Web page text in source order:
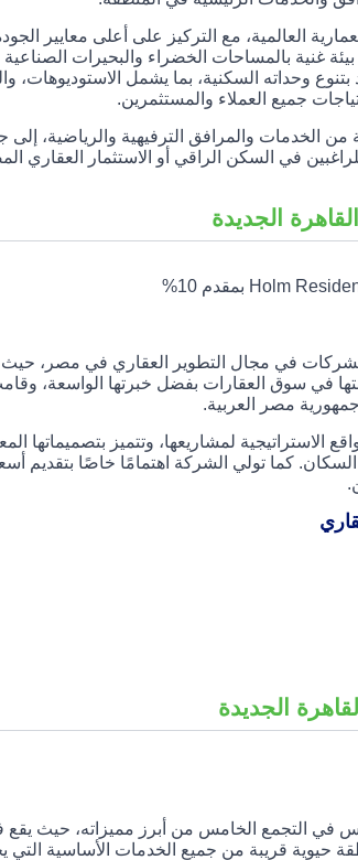
العالمية، مع التركيز على أعلى معايير
غنية بالمساحات الخضراء والبحيرات
بتنوع وحداته السكنية، بما يشمل الاستوديوهات،
جميع العملاء والمستثمرين.
الخدمات والمرافق الترفيهية والرياضية، إلى
للراغبين في السكن الراقي أو الاستثمار
الجديدة
في سوق العقارات بفضل خبرتها الواسعة،
مصر العربية.
لمشاريعها، وتتميز بتصميماتها
كما تولي الشركة اهتمامًا خاصًا بتقديم
الجديدة
في التجمع الخامس من أبرز مميزاته، حيث
حيوية قريبة من جميع الخدمات الأساسية التي